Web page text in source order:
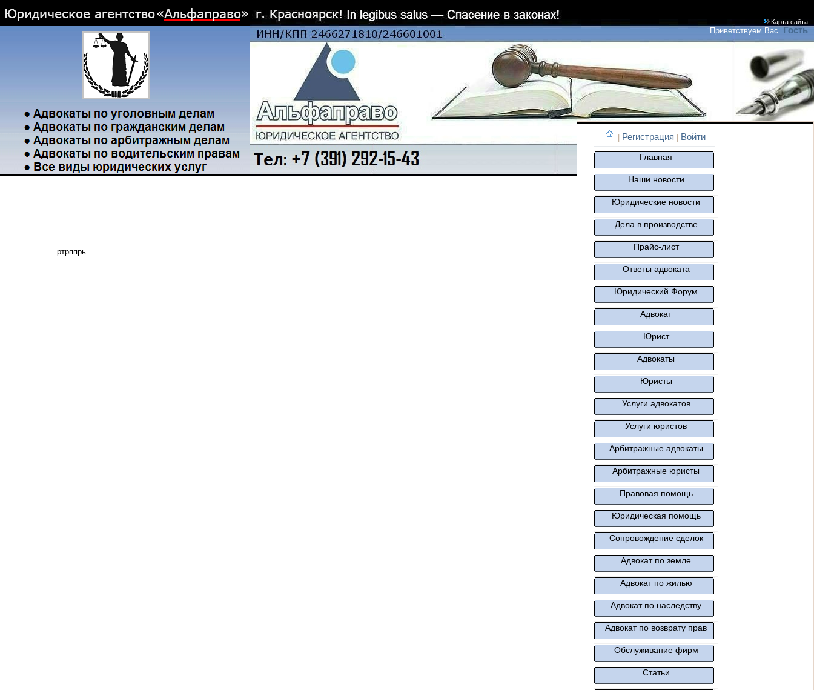
Карта сайта
Приветствуем Вас Гость
ртрппрь
Регистрация Войти
Главная
Наши новости
Юридические новости
Дела в производстве
Прайс-лист
Ответы адвоката
Юридический Форум
Адвокат
Юрист
Адвокаты
Юристы
Услуги адвокатов
Услуги юристов
Арбитражные адвокаты
Арбитражные юристы
Правовая помощь
Юридическая помощь
Сопровождение сделок
Адвокат по земле
Адвокат по жилью
Адвокат по наследству
Адвокат по возврату прав
Обслуживание фирм
Статьи